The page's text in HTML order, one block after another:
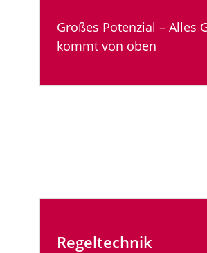
Großes Potenzial – Alles
kommt von oben
Regeltechnik